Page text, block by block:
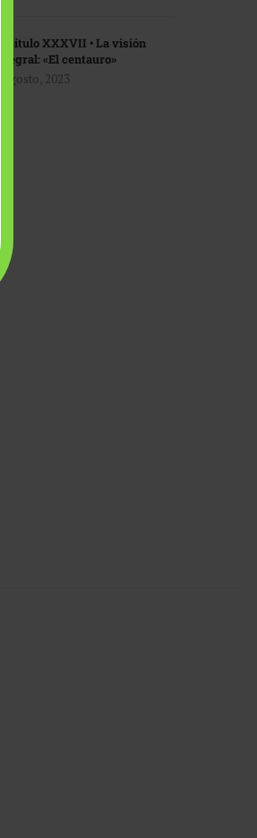
Capítulo XXXVII • La visión
integral: «El centauro»
1 agosto, 2023